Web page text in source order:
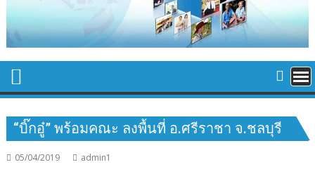
“บิ๊กอู๋” พร้อมคณะ ลงพื้นที่ อ.ศรีราชา จ.ชลบุรี
05/04/2019 admin1